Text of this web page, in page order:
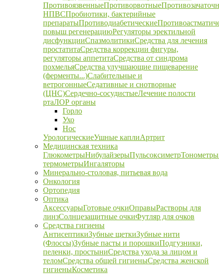
ПротивоязвенныеПротиворвотные
НПВСПробиотики, бактерийные
препаратыПротиводиабетические
повыш регенерациюРегуляторы эректильной
дисфункцииСпазмолитикиСредства для лечения
простатитаСредства коррекции фигуры,
регуляторы аппетитаСредства от синдрома
похмельяСредства улучшающие пищеварение
(ферменты...)Слабительные и
ветрогонныеСедативные и снотворные
(ЦНС)Сердечно-сосудистыеЛечение полости
ртаЛОР органы
Горло
Ухо
Нос
УрологическиеУшные каплиАртрит
Медицинская техника
ГлюкометрыНибулайзерыПульсоксиметрТонометры
термометрыИнгаляторы
Минерально-столовая, питьевая вода
Онкология
Ортопедия
Оптика
АксессуарыГотовые очкиОправыРастворы для
линзСолнцезащитные очкиФутляр для очков
Средства гигиены
АнтисептикиЗубные щеткиЗубные нити
(Флоссы)Зубные пасты и порошкиПодгузники,
пеленки, простыниСредства ухода за лицом и
теломСредства общей гигиеныСредства женской
гигиеныКосметика